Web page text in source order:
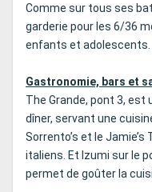
Comme sur tous ses
garderie pour les 6/36
enfants et adolescents.
Gastronomie, bars et
The Grande, pont 3,
dîner, servant une
Sorrento’s et le
italiens. Et Izumi sur le
permet de goûter la